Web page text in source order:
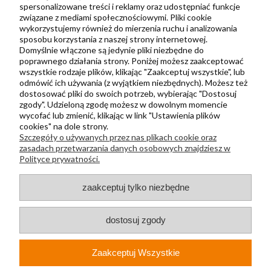
Informacje
Kontakt
Regulamin
Polityka prywatności
Metody wysyłki i płatności
Płatności odroczone PayPo
Zwroty i reklamacje
Newsletter
Kontakt
sklep@kapak.pl
spersonalizowane treści i reklamy oraz udostępniać funkcje
związane z mediami społecznościowymi. Pliki cookie
wykorzystujemy również do mierzenia ruchu i analizowania
sposobu korzystania z naszej strony internetowej.
Domyślnie włączone są jedynie pliki niezbędne do
poprawnego działania strony. Poniżej możesz zaakceptować
wszystkie rodzaje plików, klikając "Zaakceptuj wszystkie", lub
odmówić ich używania (z wyjątkiem niezbędnych). Możesz też
dostosować pliki do swoich potrzeb, wybierając "Dostosuj
zgody". Udzieloną zgodę możesz w dowolnym momencie
wycofać lub zmienić, klikając w link "Ustawienia plików
cookies" na dole strony.
Szczegóły o używanych przez nas plikach cookie oraz
zasadach przetwarzania danych osobowych znajdziesz w
Polityce prywatności.
zaakceptuj tylko niezbędne
dostosuj zgody
Zaakceptuj Wszystkie